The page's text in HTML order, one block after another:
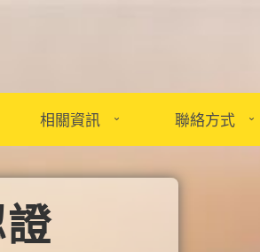
相關資訊 聯絡方式